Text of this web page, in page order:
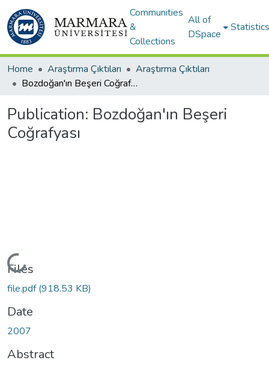
Communities
&
Collections
All of
DSpace
Statistics
Home Araştırma Çıktıları
Araştırma Çıktıları
Bozdoğan'ın Beşeri Coğrafyası
Publication: Bozdoğan'ın Beşeri
Coğrafyası
Loading...
Files
file.pdf(918.53 KB)
Date
2007
Abstract